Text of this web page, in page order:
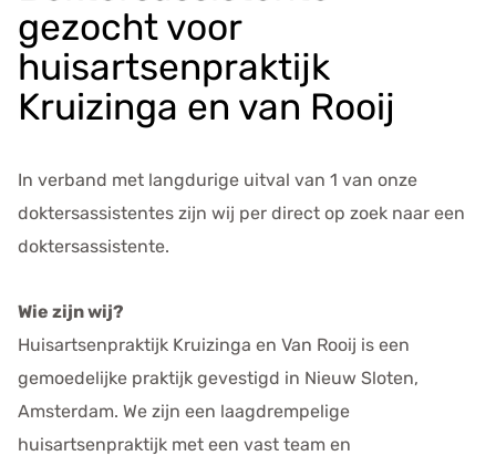
gezocht voor
huisartsenpraktijk
Kruizinga en van Rooij
In verband met langdurige uitval van 1 van onze
doktersassistentes zijn wij per direct op zoek naar een
doktersassistente.
Wie zijn wij?
Huisartsenpraktijk Kruizinga en Van Rooij is een
gemoedelijke praktijk gevestigd in Nieuw Sloten,
Amsterdam. We zijn een laagdrempelige
huisartsenpraktijk met een vast team en